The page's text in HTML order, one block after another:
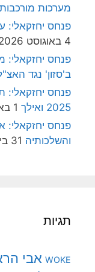
מערכות מורכבות
פנחס יחזקאלי:
4 באוגוסט 2026
פנחס יחזקאלי:
ב'סזון' נגד
פנחס יחזקאלי:
2025 ואילך
1 באוגוסט 2026
פנחס יחזקאלי:
והשלכותיה 31 ביולי 2026
תגיות
WOKE אבי